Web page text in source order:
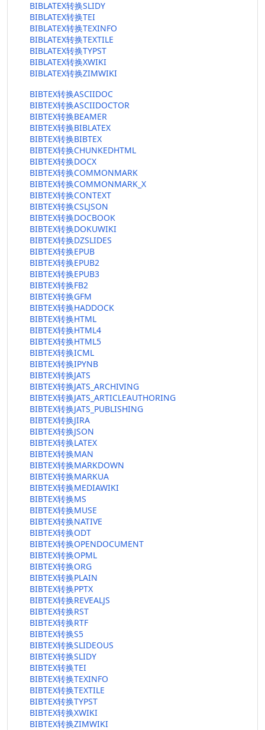
BIBLATEX转换SLIDY
BIBLATEX转换TEI
BIBLATEX转换TEXINFO
BIBLATEX转换TEXTILE
BIBLATEX转换TYPST
BIBLATEX转换XWIKI
BIBLATEX转换ZIMWIKI
BIBTEX转换ASCIIDOC
BIBTEX转换ASCIIDOCTOR
BIBTEX转换BEAMER
BIBTEX转换BIBLATEX
BIBTEX转换BIBTEX
BIBTEX转换CHUNKEDHTML
BIBTEX转换DOCX
BIBTEX转换COMMONMARK
BIBTEX转换COMMONMARK_X
BIBTEX转换CONTEXT
BIBTEX转换CSLJSON
BIBTEX转换DOCBOOK
BIBTEX转换DOKUWIKI
BIBTEX转换DZSLIDES
BIBTEX转换EPUB
BIBTEX转换EPUB2
BIBTEX转换EPUB3
BIBTEX转换FB2
BIBTEX转换GFM
BIBTEX转换HADDOCK
BIBTEX转换HTML
BIBTEX转换HTML4
BIBTEX转换HTML5
BIBTEX转换ICML
BIBTEX转换IPYNB
BIBTEX转换JATS
BIBTEX转换JATS_ARCHIVING
BIBTEX转换JATS_ARTICLEAUTHORING
BIBTEX转换JATS_PUBLISHING
BIBTEX转换JIRA
BIBTEX转换JSON
BIBTEX转换LATEX
BIBTEX转换MAN
BIBTEX转换MARKDOWN
BIBTEX转换MARKUA
BIBTEX转换MEDIAWIKI
BIBTEX转换MS
BIBTEX转换MUSE
BIBTEX转换NATIVE
BIBTEX转换ODT
BIBTEX转换OPENDOCUMENT
BIBTEX转换OPML
BIBTEX转换ORG
BIBTEX转换PLAIN
BIBTEX转换PPTX
BIBTEX转换REVEALJS
BIBTEX转换RST
BIBTEX转换RTF
BIBTEX转换S5
BIBTEX转换SLIDEOUS
BIBTEX转换SLIDY
BIBTEX转换TEI
BIBTEX转换TEXINFO
BIBTEX转换TEXTILE
BIBTEX转换TYPST
BIBTEX转换XWIKI
BIBTEX转换ZIMWIKI